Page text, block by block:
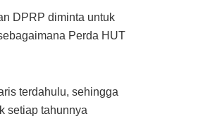
DPRP diminta untuk
Perda HUT
terdahulu, sehingga
setiap tahunnya